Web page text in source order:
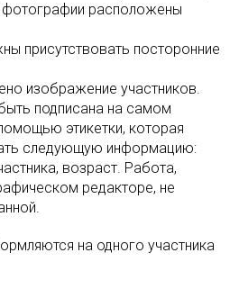
расположены
присутствовать посторонние
изображение участников.
подписана на самом
этикетки, которая
следующую информацию:
возраст. Работа,
редакторе, не
на одного участника